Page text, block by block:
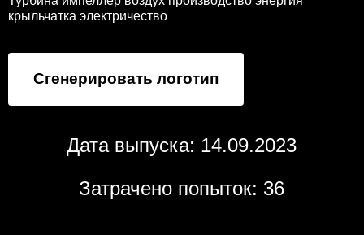
крыльчатка электричество
Сгенерировать логотип
Дата выпуска: 14.09.2023
Затрачено попыток: 36